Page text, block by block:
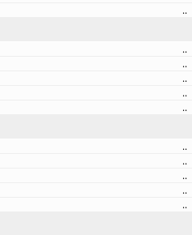
..
..
..
..
..
..
..
..
..
..
..